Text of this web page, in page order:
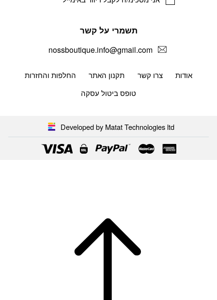
אודות צרו קשר תקנון האתר
החלפות והחזרות
טופס ביטול עסקה
תשמרי על קשר
nossboutique.info@gmail.com
Developed by Matat Technologies ltd